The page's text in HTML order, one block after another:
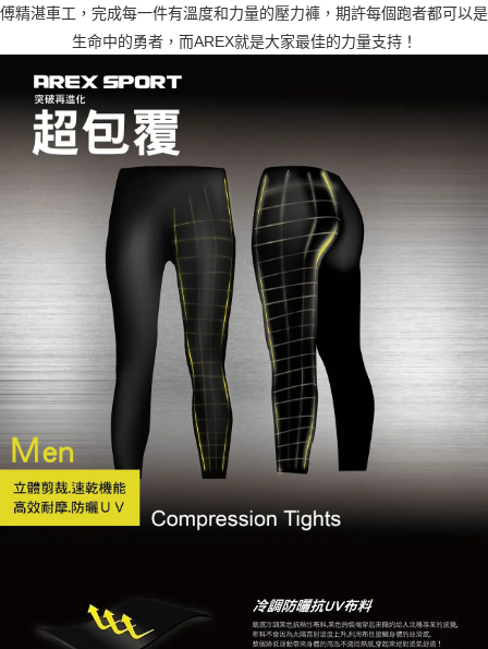
傅精湛車工，完成每一件有溫度和力量的壓力褲，期許每個跑者都可以是
生命中的勇者，而AREX就是大家最佳的力量支持！